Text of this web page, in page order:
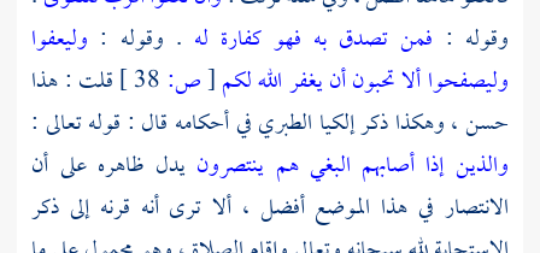
وقوله : فمن تصدق به فهو كفارة له . وقوله : وليعفوا
وليصفحوا ألا تحبون أن يغفر الله لكم[ص:
قلت : هذا
حسن ، وهكذا ذكر إلكيا الطبريفي أحكامه قال : قوله تعالى :
والذين إذا أصابهم البغي هم ينتصرون يدل ظاهره على أن
الانتصار في هذا الموضع أفضل ، ألا ترى أنه قرنه إلى ذكر